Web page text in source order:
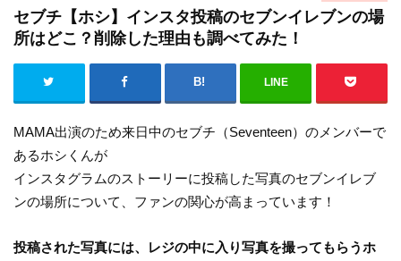
セブチ【ホシ】インスタ投稿のセブンイレブンの場
所はどこ？削除した理由も調べてみた！
LINE
MAMA出演のため来日中のセブチ（Seventeen）のメンバーで
あるホシくんが
インスタグラムのストーリーに投稿した写真のセブンイレブ
ンの場所について、ファンの関心が高まっています！
投稿された写真には、レジの中に入り写真を撮ってもらうホ